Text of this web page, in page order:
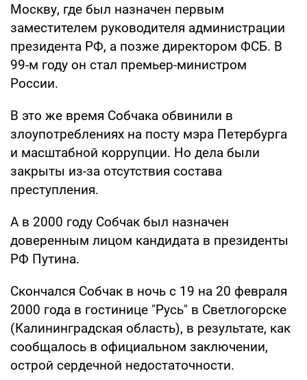
Москву, где был назначен первым
заместителем руководителя администрации
президента РФ, а позже директором ФСБ. В
99-м году он стал премьер-министром
России.
В это же время Собчака обвинили в
злоупотреблениях на посту мэра Петербурга
и масштабной коррупции. Но дела были
закрыты из-за отсутствия состава
преступления.
А в 2000 году Собчак был назначен
доверенным лицом кандидата в президенты
РФ Путина.
Скончался Собчак в ночь с 19 на 20 февраля
2000 года в гостинице "Русь" в Светлогорске
(Калининградская область), в результате, как
сообщалось в официальном заключении,
острой сердечной недостаточности.